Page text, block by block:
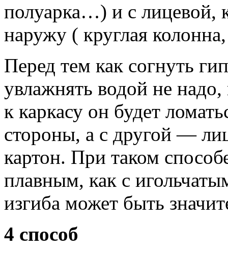
полуарка…) и с лицевой,
наружу ( круглая
Перед тем как согнуть
увлажнять водой не
к каркасу он будет
стороны, а с другой —
картон. При таком
плавным, как с
изгиба может быть
4 способ